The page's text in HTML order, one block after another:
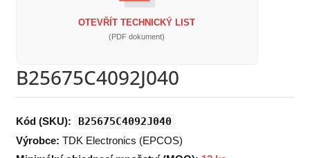
OTEVŘÍT TECHNICKÝ LIST
(PDF dokument)
B25675C4092J040
Kód (SKU): B25675C4092J040
Výrobce: TDK Electronics (EPCOS)